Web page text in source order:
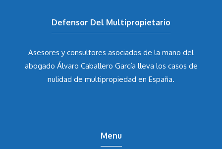
Asesores y consultores asociados de la mano del
abogado Álvaro Caballero Garcíalleva los casos de